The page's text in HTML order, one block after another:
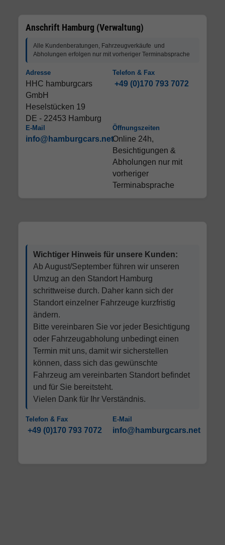
Anschrift Hamburg (Verwaltung)
Alle Kundenberatungen, Fahrzeugverkäufe und
Abholungen erfolgen nur mit vorheriger Terminabsprache
Adresse
HHC hamburgcars
GmbH
Heselstücken 19
DE - 22453 Hamburg
Telefon & Fax
+49 (0)170 793 7072
E-Mail
info@hamburgcars.net
Öffnungszeiten
Online 24h,
Besichtigungen &
Abholungen nur mit
vorheriger
Terminabsprache
Wichtiger Hinweis für unsere Kunden:
Ab August/September führen wir unseren
Umzug an den Standort Hamburg
schrittweise durch. Daher kann sich der
Standort einzelner Fahrzeuge kurzfristig
ändern.
Bitte vereinbaren Sie vor jeder Besichtigung
oder Fahrzeugabholung unbedingt einen
Termin mit uns, damit wir sicherstellen
können, dass sich das gewünschte
Fahrzeug am vereinbarten Standort befindet
und für Sie bereitsteht.
Vielen Dank für Ihr Verständnis.
Telefon & Fax
+49 (0)170 793 7072
E-Mail
info@hamburgcars.net